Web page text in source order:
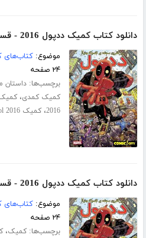
دانلود کتاب کمیک ددپول 2016 - قسمت بیست و یکم
موضوع:کتاب‌های
۲۴ صفحه
برچسب‌ها:داستان
کمیک کمدی،
2016،کمیک Deadpool 2016
دانلود کتاب کمیک ددپول 2016 - قسمت بیست و دوم
موضوع:کتاب‌های
۲۴ صفحه
برچسب‌ها:کمیک،